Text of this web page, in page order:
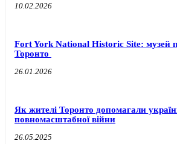
10.02.2026
Fort York National Historic Site: музей
Торонто
26.01.2026
Як жителі Торонто допомагали
повномасштабної війни
26.05.2025